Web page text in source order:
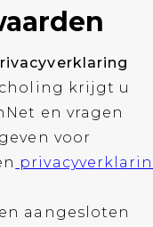
krijgt u
en vragen
voor
aangesloten